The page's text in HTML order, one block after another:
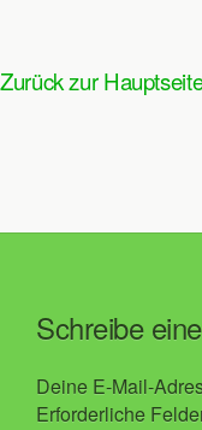
Zurück zur
Schreibe
Deine E-Mail-
Erforderliche